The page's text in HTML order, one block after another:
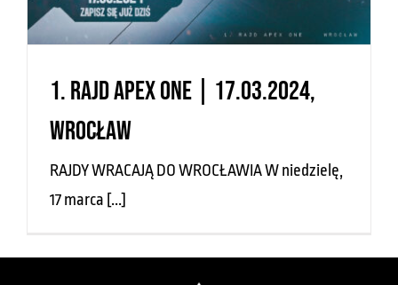
News
1. Rajd Apex One | 17.03.2024,
Wrocław
RAJDY WRACAJĄ DO WROCŁAWIA W niedzielę,
17 marca [...]